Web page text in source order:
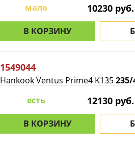
мало
10230 руб.
В КОРЗИНУ
1549044
Hankook Ventus Prime4 K135235/
есть
12130 руб.
В КОРЗИНУ